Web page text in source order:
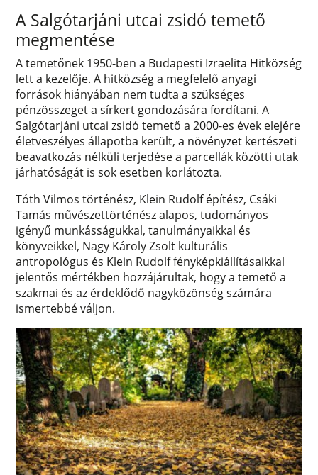
A Salgótarjáni utcai zsidó temető
megmentése
A temetőnek 1950-ben a Budapesti Izraelita Hitközség
lett a kezelője. A hitközség a megfelelő anyagi
források hiányában nem tudta a szükséges
pénzösszeget a sírkert gondozására fordítani. A
Salgótarjáni utcai zsidó temető a 2000-es évek elejére
életveszélyes állapotba került, a növényzet kertészeti
beavatkozás nélküli terjedése a parcellák közötti utak
járhatóságát is sok esetben korlátozta.
Tóth Vilmos történész, Klein Rudolf építész, Csáki
Tamás művészettörténész alapos, tudományos
igényű munkásságukkal, tanulmányaikkal és
könyveikkel, Nagy Károly Zsolt kulturális
antropológus és Klein Rudolf fényképkiállításaikkal
jelentős mértékben hozzájárultak, hogy a temető a
szakmai és az érdeklődő nagyközönség számára
ismertebbé váljon.